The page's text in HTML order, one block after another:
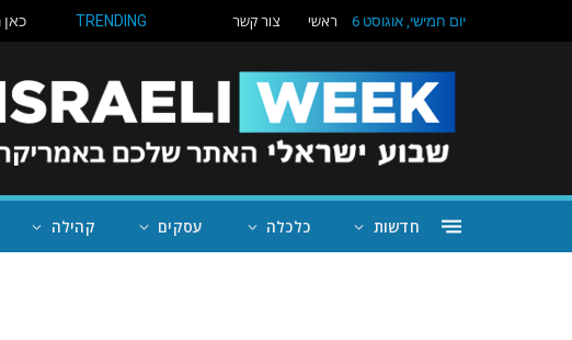
יום חמישי, אוגוסט 6 ראשי צור קשר TRENDING
חדשות כלכלה עסקים קהילה